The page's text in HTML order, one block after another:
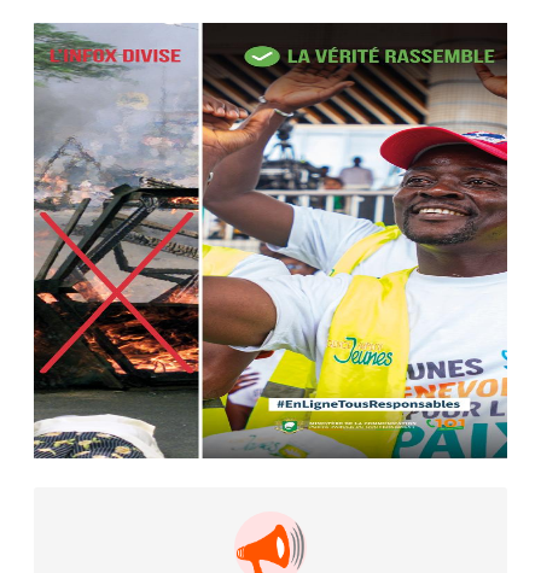
Camara tué lors d’attaques...
22 avr. 2026, 16:41
Des bureaux ravagés dans un
incendie survenu à la mairie...
AIP
10 avr. 2026, 09:48
Nommé Médiateur de la
République, Gaoussou Touré prend
officiellement fonction
AIP
13 mars 2026, 10:43
Nécrologie : décès de Guillaume
Houphouët-Boigny, fils du Père
fondateur...
12ᵉ Congrès ordinaire de l’UNJCI: la
campagne électorale reprend du...